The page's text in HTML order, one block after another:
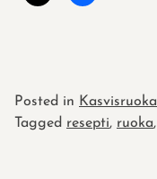
Posted in Kasvisruoka
Tagged resepti, ruoka,